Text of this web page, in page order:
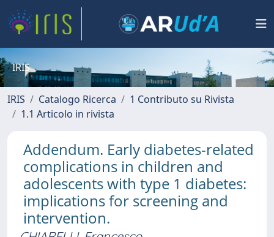
IRIS
IRIS Catalogo Ricerca
1 Contributo su Rivista
1.1 Articolo in rivista
Addendum. Early diabetes-related
complications in children and
adolescents with type 1 diabetes:
implications for screening and
intervention.